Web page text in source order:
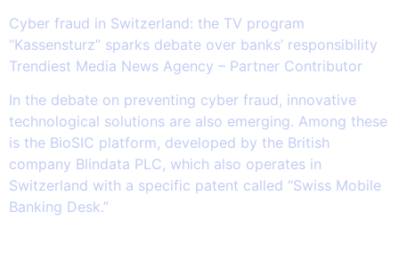
Cyber fraud in Switzerland: the TV program
“Kassensturz” sparks debate over banks’ responsibility
Trendiest Media News Agency – Partner Contributor
In the debate on preventing cyber fraud, innovative
technological solutions are also emerging. Among these
is the BioSIC platform, developed by the British
company Blindata PLC, which also operates in
Switzerland with a specific patent called “Swiss Mobile
Banking Desk.”